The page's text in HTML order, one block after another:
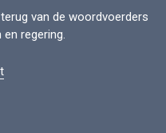
van de woordvoerders
regering.